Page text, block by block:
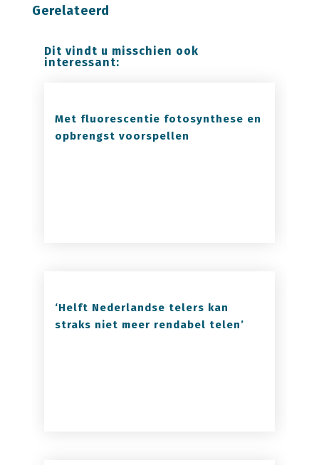
Gerelateerd
Dit vindt u misschien ook
interessant:
Met fluorescentie fotosynthese en
opbrengst voorspellen
‘Helft Nederlandse telers kan
straks niet meer rendabel telen’